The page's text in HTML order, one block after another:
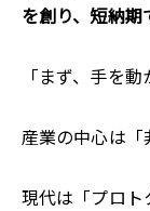
を創り、短納期
「まず、手を
産業の中心は「
現代は「プロト